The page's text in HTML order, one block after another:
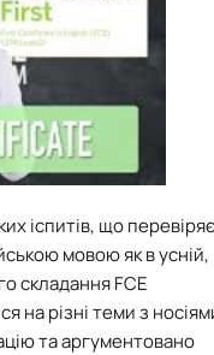
іспитів, що перевіряє
мовою як в усній,
складання FCE
на різні теми з
та аргументовано